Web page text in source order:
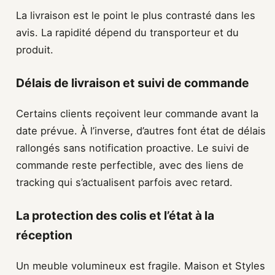
La livraison est le point le plus contrasté dans les
avis. La rapidité dépend du transporteur et du
produit.
Délais de livraison et suivi de commande
Certains clients reçoivent leur commande avant la
date prévue. À l’inverse, d’autres font état de délais
rallongés sans notification proactive. Le suivi de
commande reste perfectible, avec des liens de
tracking qui s’actualisent parfois avec retard.
La protection des colis et l’état à la
réception
Un meuble volumineux est fragile. Maison et Styles